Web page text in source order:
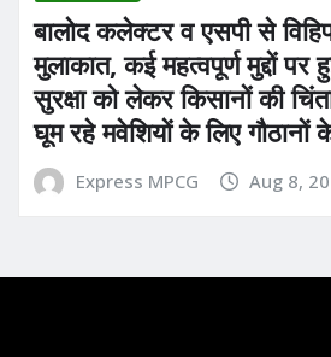
बालोद कलेक्टर व एसपी से
मुलाकात, कई महत्वपूर्ण मुद्दों पर
सुरक्षा को लेकर किसानों की
घूम रहे मवेशियों के लिए गौठानों
Express MPCG Aug 8,